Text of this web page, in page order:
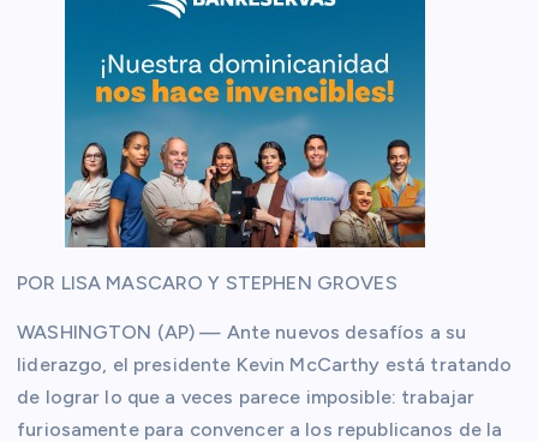
POR LISA MASCARO Y STEPHEN GROVES
WASHINGTON (AP) — Ante nuevos desafíos a su
liderazgo, el presidente Kevin McCarthy está tratando
de lograr lo que a veces parece imposible: trabajar
furiosamente para convencer a los republicanos de la